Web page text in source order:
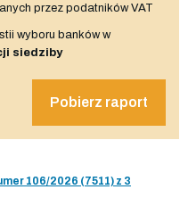
przez podatników VAT
wyboru banków w
siedziby
Pobierz raport
106/2026 (7511) z 3